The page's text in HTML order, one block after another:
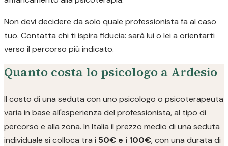
Non devi decidere da solo quale professionista fa al caso
tuo. Contatta chi ti ispira fiducia: sarà lui o lei a orientarti
verso il percorso più indicato.
Quanto costa lo psicologo a Ardesio
Il costo di una seduta con uno psicologo o psicoterapeuta
varia in base all'esperienza del professionista, al tipo di
percorso e alla zona. In Italia il prezzo medio di una seduta
individuale si colloca tra i 50€ e i 100€, con una durata di